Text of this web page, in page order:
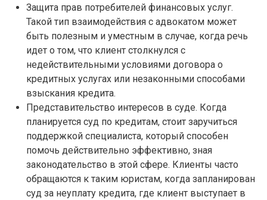
Защита прав потребителей финансовых услуг.
Такой тип взаимодействия с адвокатом может
быть полезным и уместным в случае, когда речь
идет о том, что клиент столкнулся с
недействительными условиями договора о
кредитных услугах или незаконными способами
взыскания кредита.
Представительство интересов в суде. Когда
планируется суд по кредитам, стоит заручиться
поддержкой специалиста, который способен
помочь действительно эффективно, зная
законодательство в этой сфере. Клиенты часто
обращаются к таким юристам, когда запланирован
суд за неуплату кредита, где клиент выступает в